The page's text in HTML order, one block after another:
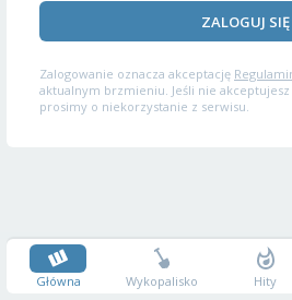
ZALOGUJ SIĘ
Zalogowanie oznacza akceptację
aktualnym brzmieniu. Jeśli nie akceptujesz
prosimy o niekorzystanie z serwisu.
Główna Wykopalisko Hity